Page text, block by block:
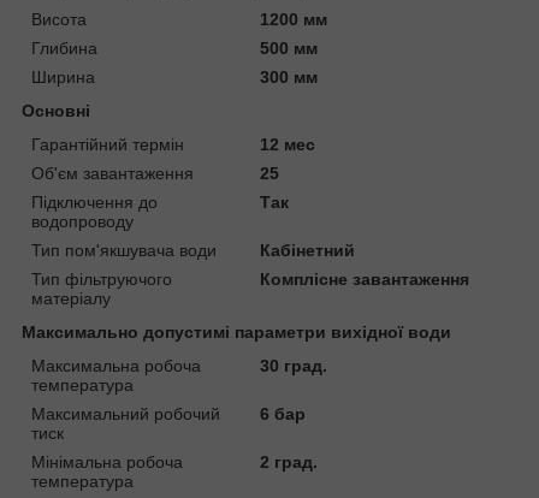
Висота
1200 мм
Глибина
500 мм
Ширина
300 мм
Основні
Гарантійний термін
12 мес
Об'єм завантаження
25
Підключення до
водопроводу
Так
Тип пом'якшувача води
Кабінетний
Тип фільтруючого
матеріалу
Комплісне завантаження
Максимально допустимі параметри вихідної води
Максимальна робоча
температура
30 град.
Максимальний робочий
тиск
6 бар
Мінімальна робоча
температура
2 град.